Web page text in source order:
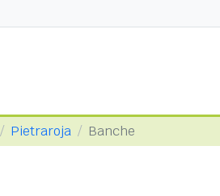
Pietraroja Banche